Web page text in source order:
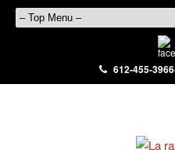
612-455-